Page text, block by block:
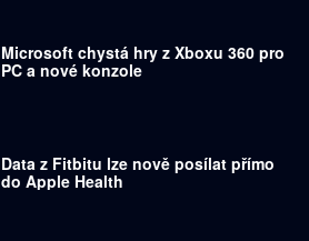
Microsoft chystá hry z Xboxu 360 pro
PC a nové konzole
Data z Fitbitu lze nově posílat přímo
do Apple Health